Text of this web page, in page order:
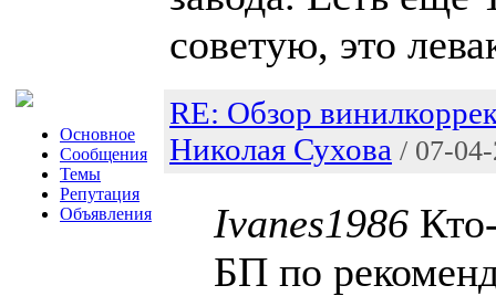
Основное
Сообщения
Темы
Репутация
Объявления
советую, это
RE: Обзор
Николая Сухова / 07-
Ivanes1986
БП по